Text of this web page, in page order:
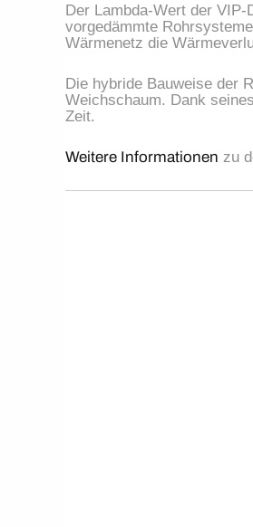
Der Lambda-Wert der
vorgedämmte
Wärmenetz die
Die hybride Bauweise der
Weichschaum. Dank
Zeit.
Weitere Informationen zu